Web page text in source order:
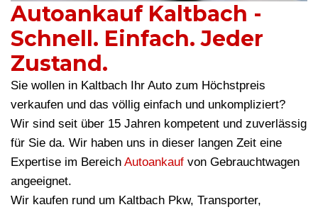
Autoankauf Kaltbach -
Schnell. Einfach. Jeder
Zustand.
Sie wollen in Kaltbach Ihr Auto zum Höchstpreis
verkaufen und das völlig einfach und unkompliziert?
Wir sind seit über 15 Jahren kompetent und zuverlässig
für Sie da. Wir haben uns in dieser langen Zeit eine
Expertise im Bereich Autoankauf von Gebrauchtwagen
angeeignet.
Wir kaufen rund um Kaltbach Pkw, Transporter,